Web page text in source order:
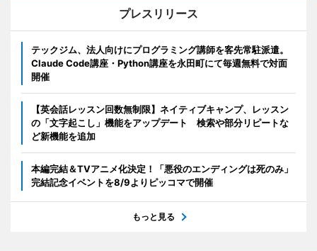
プレスリリース
テックジム、法人向けにプログラミング講師を客先常駐派遣。
Claude Code講座・Python講座を永田町にて毎週無料で対面
開催
【英会話レッスン回数無制限】ネイティブキャンプ、レッスン
の「文字起こし」機能をアップデート 検索や部分リピートな
ど新機能を追加
本編完結＆TVアニメ化決定！「悪役のエンディングは死のみ」
完結記念イベントを8/9よりピッコマで開催
もっと見る